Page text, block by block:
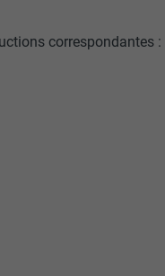
correspondantes :